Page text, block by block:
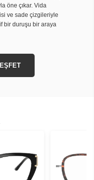
öne çıkar. Vida
ve sade çizgileriyle
bir duruşu bir araya